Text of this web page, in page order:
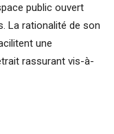
public ouvert
La rationalité de son
une
rassurant vis-à-